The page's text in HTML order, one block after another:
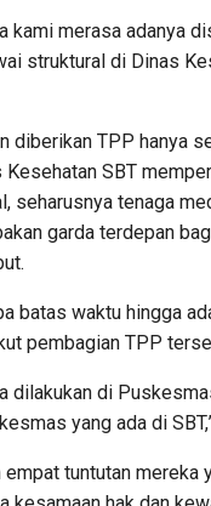
kami merasa adanya
struktural di Dinas
diberikan TPP hanya
SBT
seharusnya tenaga
garda terdepan
batas waktu hingga
pembagian TPP
dilakukan di
yang ada di
tuntutan